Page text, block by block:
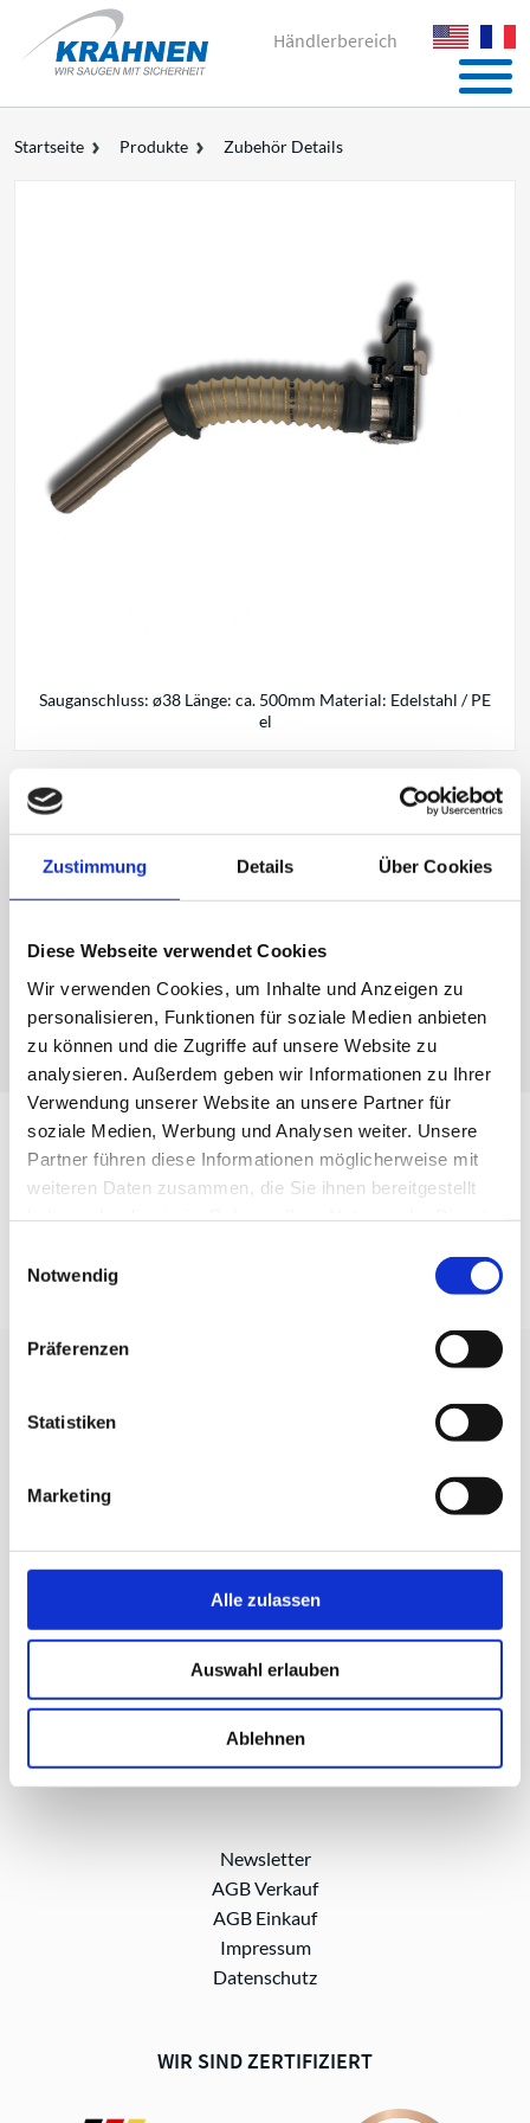
Zustimmung Details Über Cookies
Diese Webseite verwendet Cookies
Wir verwenden Cookies, um Inhalte und Anzeigen zu
personalisieren, Funktionen für soziale Medien anbieten
zu können und die Zugriffe auf unsere Website zu
analysieren. Außerdem geben wir Informationen zu Ihrer
Verwendung unserer Website an unsere Partner für
soziale Medien, Werbung und Analysen weiter. Unsere
Partner führen diese Informationen möglicherweise mit
weiteren Daten zusammen, die Sie ihnen bereitgestellt
Notwendig
Präferenzen
Statistiken
Marketing
Alle zulassen
Auswahl erlauben
Ablehnen
Händlerbereich
Startseite Produkte Zubehör Details
Sauganschluss: ø38 Länge: ca. 500mm Material: Edelstahl / PE
el
Handrohr /-griff
Safety Change SKS Kupplung zur kontaminationsfreien Saug-
Artikelnummer: 2015740
Downloads
DATENBLATT
Produkte für Instandhaltung und Qualitätssicherung
info@krahnen.de
BESUCHEN SIE UNS AUF
Newsletter
AGB Verkauf
AGB Einkauf
Impressum
Datenschutz
WIR SIND ZERTIFIZIERT